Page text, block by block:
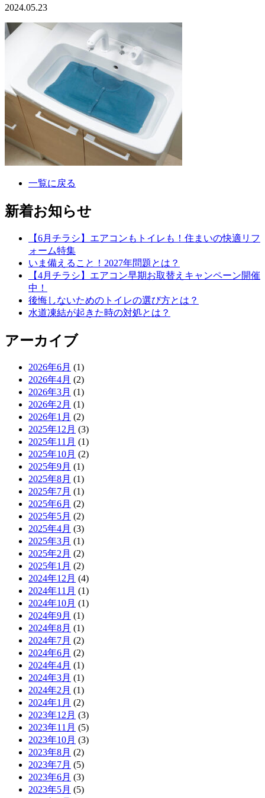
2024.05.23
一覧に戻る
新着お知らせ
【6月チラシ】エアコンもトイレも！住まいの快適リフ
ォーム特集
いま備えること！2027年問題とは？
【4月チラシ】エアコン早期お取替えキャンペーン開催
中！
後悔しないためのトイレの選び方とは？
水道凍結が起きた時の対処とは？
アーカイブ
2026年6月 (1)
2026年4月 (2)
2026年3月 (1)
2026年2月 (1)
2026年1月 (2)
2025年12月 (3)
2025年11月 (1)
2025年10月 (2)
2025年9月 (1)
2025年8月 (1)
2025年7月 (1)
2025年6月 (2)
2025年5月 (2)
2025年4月 (3)
2025年3月 (1)
2025年2月 (2)
2025年1月 (2)
2024年12月 (4)
2024年11月 (1)
2024年10月 (1)
2024年9月 (1)
2024年8月 (1)
2024年7月 (2)
2024年6月 (2)
2024年4月 (1)
2024年3月 (1)
2024年2月 (1)
2024年1月 (2)
2023年12月 (3)
2023年11月 (5)
2023年10月 (3)
2023年8月 (2)
2023年7月 (5)
2023年6月 (3)
2023年5月 (5)